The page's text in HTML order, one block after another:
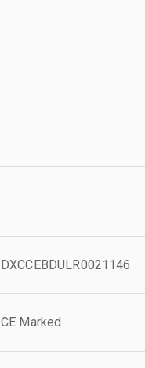
DXCCEBDULR0021146
CE Marked